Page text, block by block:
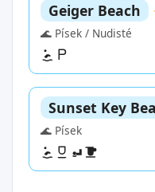
Geiger Beach
🌊 Písek / Nudisté
Sunset Key
🌊 Písek